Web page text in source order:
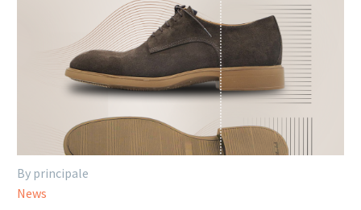
By principale
News